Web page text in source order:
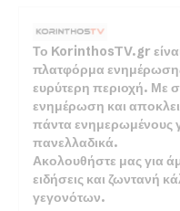
Το KorinthosTV.gr
πλατφόρμα ενημέρωσης
ευρύτερη περιοχή. Με
ενημέρωση και
πάντα ενημερωμένους
πανελλαδικά.
Ακολουθήστε μας για
ειδήσεις και ζωντανή
γεγονότων.